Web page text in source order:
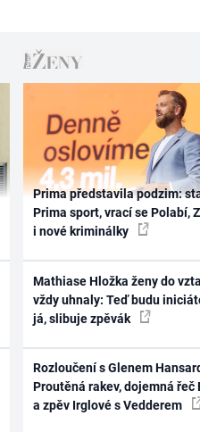
Prima představila podzim:
Prima sport, vrací se Polabí,
i nové kriminálky
Mathiase Hložka ženy do
vždy uhnaly: Teď budu
já, slibuje zpěvák
Rozloučení s Glenem
Proutěná rakev, dojemná řeč
a zpěv Irglové s Vedderem